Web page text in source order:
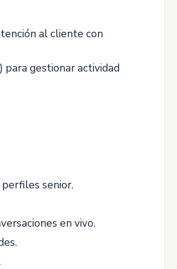
al cliente con
para gestionar actividad
senior.
en vivo.